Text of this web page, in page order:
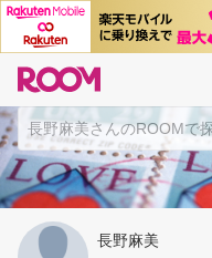
長野麻美